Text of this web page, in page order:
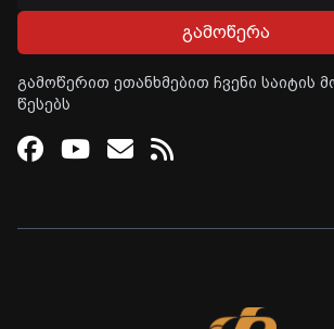
გამოწერა
გამოწერით ეთანხმებით ჩვენი საიტის
წესებს
Facebook
Youtube
Email
RSS